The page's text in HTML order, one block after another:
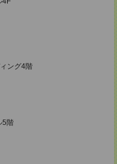
ング4階
5階